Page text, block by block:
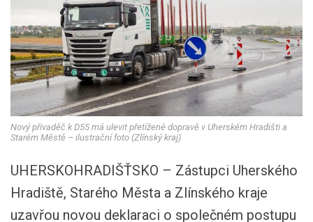
Nový přivaděč k D55 má ulevit přetížené dopravě v Uherském Hradišti a
Starém Městě – ilustrační foto (Zlínský kraj)
UHERSKOHRADIŠŤSKO – Zástupci Uherského
Hradiště, Starého Města a Zlínského kraje
uzavřou novou deklaraci o společném postupu